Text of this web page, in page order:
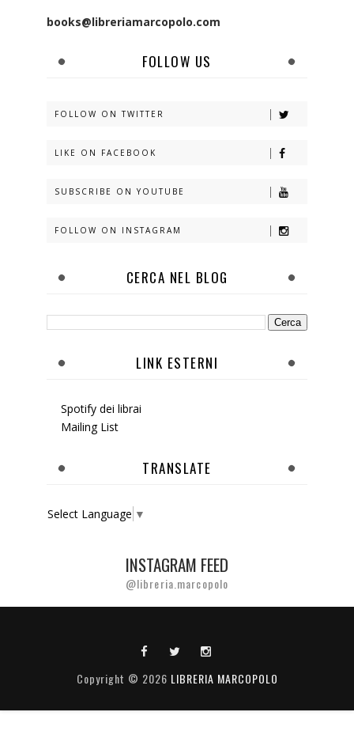
books@libreriamarcopolo.com
FOLLOW US
FOLLOW ON TWITTER
LIKE ON FACEBOOK
SUBSCRIBE ON YOUTUBE
FOLLOW ON INSTAGRAM
CERCA NEL BLOG
LINK ESTERNI
Spotify dei librai
Mailing List
TRANSLATE
Select Language ▼
INSTAGRAM FEED
@libreria.marcopolo
Copyright © 2026 LIBRERIA MARCOPOLO